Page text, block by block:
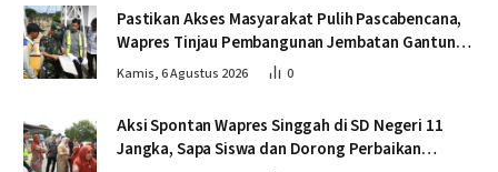
Pastikan Akses Masyarakat Pulih Pascabencana,
Wapres Tinjau Pembangunan Jembatan Gantung
Kendawi
Kamis, 6 Agustus 2026 0
Aksi Spontan Wapres Singgah di SD Negeri 11
Jangka, Sapa Siswa dan Dorong Perbaikan